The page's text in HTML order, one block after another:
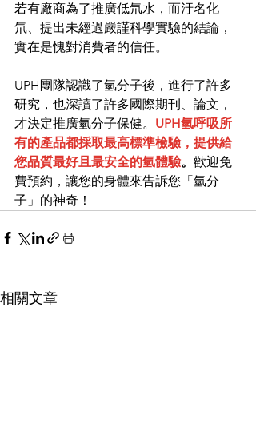
若有廠商為了推廣低氘水，而汙名化
氘、提出未經過嚴謹科學實驗的結論，
實在是愧對消費者的信任。
UPH團隊認識了氫分子後，進行了許多
研究，也深讀了許多國際期刊、論文，
才決定推廣氫分子保健。 UPH氫呼吸所
有的產品都採取最高標準檢驗，提供給
您品質最好且最安全的氫體驗。 歡迎免
費預約，讓您的身體來告訴您「氫分
子」的神奇！
相關文章